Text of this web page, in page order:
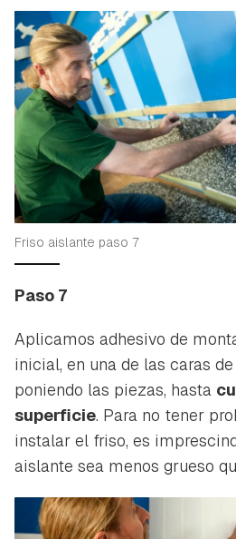
Friso aislante paso 7
Paso 7
Aplicamos adhesivo de
inicial, en una de las caras
poniendo las piezas, hasta
superficie. Para no tener
instalar el friso, es
aislante sea menos grueso